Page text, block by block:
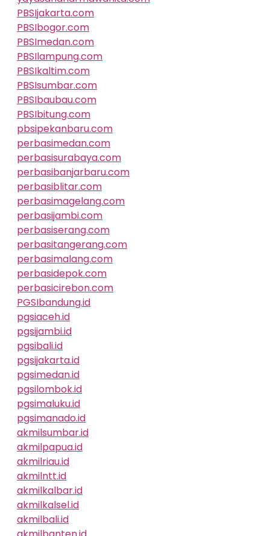
PBSIjakarta.com
PBSIbogor.com
PBSImedan.com
PBSIlampung.com
PBSIkaltim.com
PBSIsumbar.com
PBSIbaubau.com
PBSIbitung.com
pbsipekanbaru.com
perbasimedan.com
perbasisurabaya.com
perbasibanjarbaru.com
perbasiblitar.com
perbasimagelang.com
perbasijambi.com
perbasiserang.com
perbasitangerang.com
perbasimalang.com
perbasidepok.com
perbasicirebon.com
PGSIbandung.id
pgsiaceh.id
pgsijambi.id
pgsibali.id
pgsijakarta.id
pgsimedan.id
pgsilombok.id
pgsimaluku.id
pgsimanado.id
akmilsumbar.id
akmilpapua.id
akmilriau.id
akmilntt.id
akmilkalbar.id
akmilkalsel.id
akmilbali.id